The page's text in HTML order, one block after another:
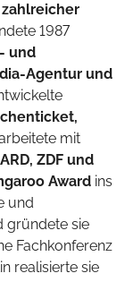
1987
und
Agentur und
mit
ARD, ZDF und
Award ins
und
gründete sie
Fachkonferenz
realisierte sie